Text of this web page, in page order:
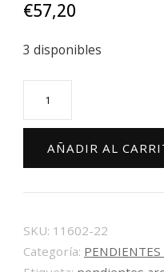
€57,20
3 disponibles
cantidad
AÑADIR AL
SKU: 11602-22
Categoría: